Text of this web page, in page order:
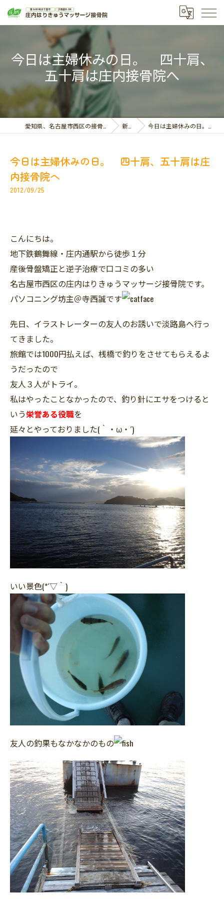
今日は主婦休みの日。 四十肩、
五十肩は庄内接骨院へ
新着情報 今日は主婦休みの日。 四十肩、五十肩は庄内接骨院へ
今日は主婦休みの日。 四十肩、五十肩は庄
内接骨院へ
2012/09/25
こんにちは。
地下鉄鶴舞線・庄内通駅から徒歩１分
産後骨盤矯正と逆子治療で口コミの多い
名古屋市西区の庄内はりきゅうマッサージ接骨院です。
パソコニング坊主＠寺西誠です
先日、イラストレーターの友人のお誘いで淡路島へ行っ
てきました。
旅館では1000円払えば、桟橋で釣りをさせてもらえるよ
うだったので
友人３人がトライ。
私はやったことなかったので、釣り針にエサをつけると
いう栄誉ある役職を
延々とやっておりました(｀・ω・´)
いい景色(*´▽｀)
友人の釣果もなかなかのもの